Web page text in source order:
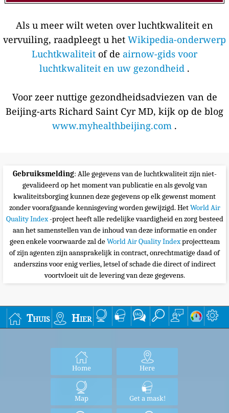
Als u meer wilt weten over luchtkwaliteit en
vervuiling, raadpleegt u het Wikipedia-onderwerp
Luchtkwaliteit of de airnow-gids voor
luchtkwaliteit en uw gezondheid .
Voor zeer nuttige gezondheidsadviezen van de
Beijing-arts Richard Saint Cyr MD, kijk op de blog
www.myhealthbeijing.com .
Gebruiksmelding: Alle gegevens van de luchtkwaliteit zijn niet-
gevalideerd op het moment van publicatie en als gevolg van
kwaliteitsborging kunnen deze gegevens op elk gewenst moment
zonder voorafgaande kennisgeving worden gewijzigd. HetWorld Air
Quality Index-project heeft alle redelijke vaardigheid en zorg besteed
aan het samenstellen van de inhoud van deze informatie en onder
geen enkele voorwaarde zal deWorld Air Quality Indexprojectteam
of zijn agenten zijn aansprakelijk in contract, onrechtmatige daad of
anderszins voor enig verlies, letsel of schade die direct of indirect
voortvloeit uit de levering van deze gegevens.
Thuis Hier
Home Here
Map Get a mask!